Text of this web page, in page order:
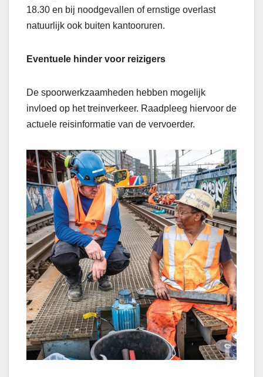
18.30 en bij noodgevallen of ernstige overlast
natuurlijk ook buiten kantooruren.
Eventuele hinder voor reizigers
De spoorwerkzaamheden hebben mogelijk
invloed op het treinverkeer. Raadpleeg hiervoor de
actuele reisinformatie van de vervoerder.